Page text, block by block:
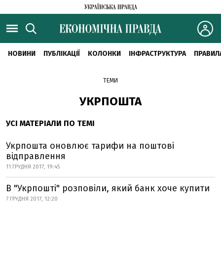
НОВИНИ ПУБЛІКАЦІЇ КОЛОНКИ ІНФРАСТРУКТУРА
ТЕМИ
УКРПОШТА
УСІ МАТЕРІАЛИ ПО ТЕМІ
Укрпошта оновлює тарифи на поштові
відправлення
11 ГРУДНЯ 2017, 19:45
В "Укрпошті" розповіли, який банк хоче купити
7 ГРУДНЯ 2017, 12:20